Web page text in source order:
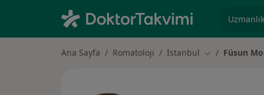
Ana Sayfa Romatoloji İstanbul Şehir değiştir
Füsun